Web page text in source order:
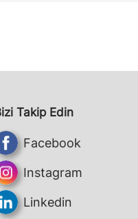
Takip Edin
Facebook
Instagram
Linkedin